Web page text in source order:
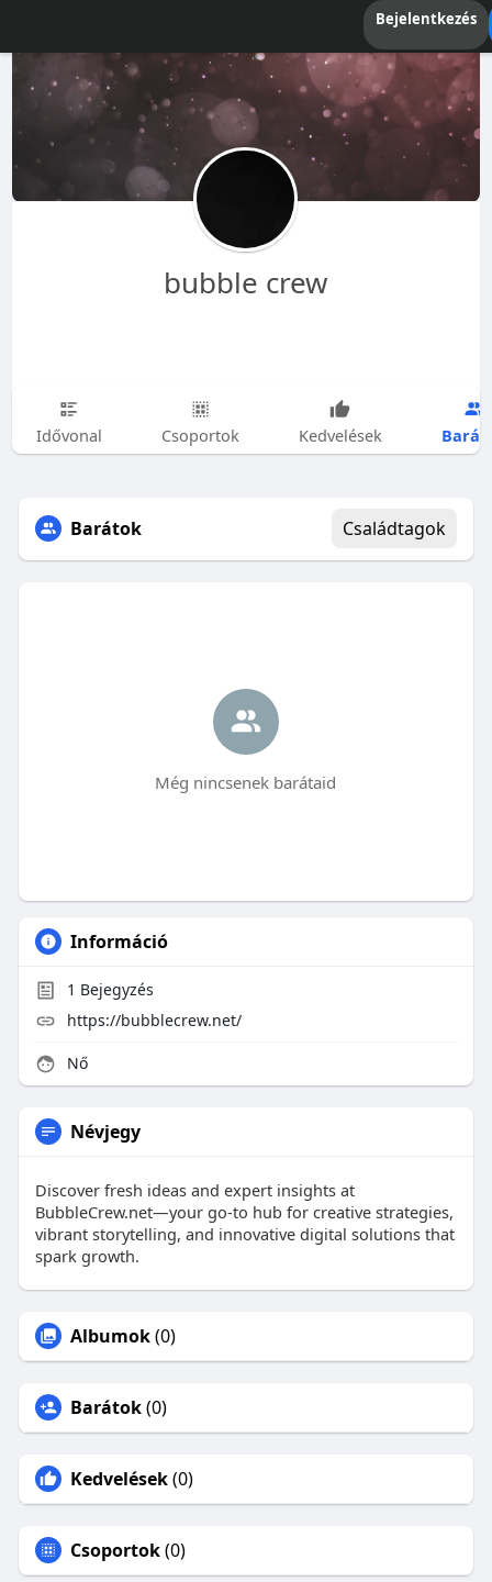
Bejelentkezés
bubble crew
Idővonal Csoportok Kedvelések
Barátok Családtagok
Még nincsenek barátaid
Információ
1 Bejegyzés
https://bubblecrew.net/
Nő
Névjegy
Discover fresh ideas and expert insights at
BubbleCrew.net—your go‑to hub for creative strategies,
vibrant storytelling, and innovative digital solutions that
spark growth.
Albumok(0)
Barátok(0)
Kedvelések(0)
Csoportok(0)